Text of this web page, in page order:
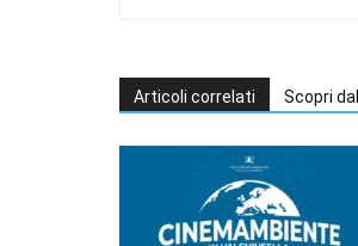
Articoli correlati Scopri